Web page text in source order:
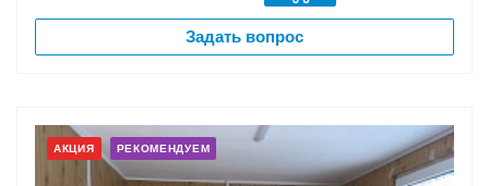
Задать вопрос
АКЦИЯ РЕКОМЕНДУЕМ